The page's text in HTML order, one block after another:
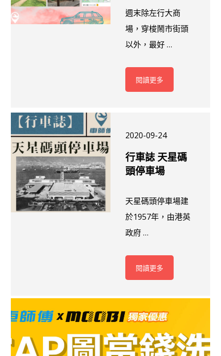
週末除左行大商
場，穿梭鬧市街頭
以外，最好 …
閱讀更多
2020-09-24
行車誌 天星碼
頭停車場
天星碼頭停車場建
於1957年，由港英
政府 …
閱讀更多